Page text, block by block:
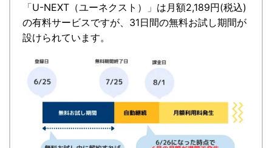
「U-NEXT（ユーネクスト） 」 は月額2,189円(税込)
の有料サービスですが、 31日間の無料お試し期間が
設けられています。